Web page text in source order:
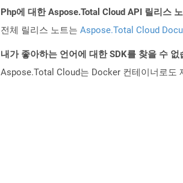
Php에 대한 Aspose.Total Cloud API 릴리스
전체 릴리스 노트는 Aspose.Total Cloud
내가 좋아하는 언어에 대한 SDK를 찾을 수
Aspose.Total Cloud는 Docker 컨테이너로도